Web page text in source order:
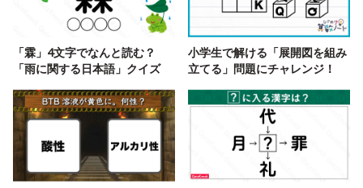
「霖」4文字でなんと読む？
「雨に関する日本語」クイズ
小学生で解ける「展開図を組み
立てる」問題にチャレンジ！